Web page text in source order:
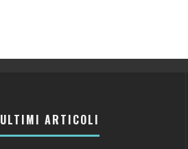
ULTIMI ARTICOLI